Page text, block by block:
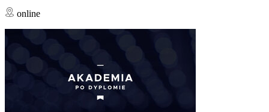
online